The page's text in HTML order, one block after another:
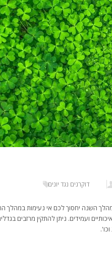
דוקרנים נגד יונים
השנה יחסוך לכם אי נעימות במהלך
ועמידים. ניתן להתקין מרזבים